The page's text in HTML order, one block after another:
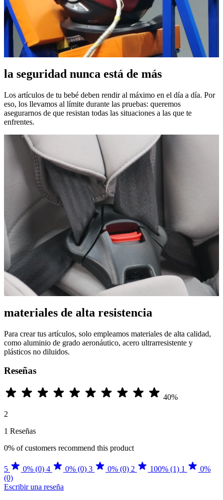
la seguridad nunca está de más
Los artículos de tu bebé deben rendir al máximo en el día a día. Por
eso, los llevamos al límite durante las pruebas: queremos
asegurarnos de que resistan todas las situaciones a las que te
enfrentes.
materiales de alta resistencia
Para crear tus artículos, solo empleamos materiales de alta calidad,
como aluminio de grado aeronáutico, acero ultrarresistente y
plásticos no diluidos.
Reseñas
40%
2
1 Reseñas
0% of customers recommend this product
5 0% (0) 4 0% (0) 3 0% (0) 2 100% (1) 1
0%
(0)
Escribir una reseña